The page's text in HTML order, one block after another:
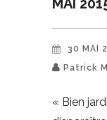
MAI
30 MAI
Patrick
« Bien